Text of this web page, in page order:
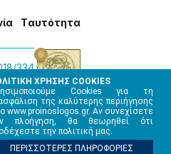
ΧΡΗΣΗΣ COOKIES
Cookies για τη
της καλύτερης περιήγησης
www.proinoslogos.gr. Αν συνεχίσετε
πλοήγηση, θα θεωρηθεί ότι
την πολιτική μας.
ΠΕΡΙΣΣΟΤΕΡΕΣ ΠΛΗΡΟΦΟΡΙΕΣ
Tαυτότητα
334